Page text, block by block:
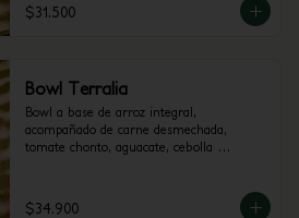
$31.500
Bowl Terralia
Bowl a base de arroz integral,
acompañado de carne desmechada,
tomate chonto, aguacate, cebolla
$34.900